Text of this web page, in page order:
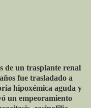
de un trasplante renal
fue trasladado a
hipoxémica aguda y
un empeoramiento